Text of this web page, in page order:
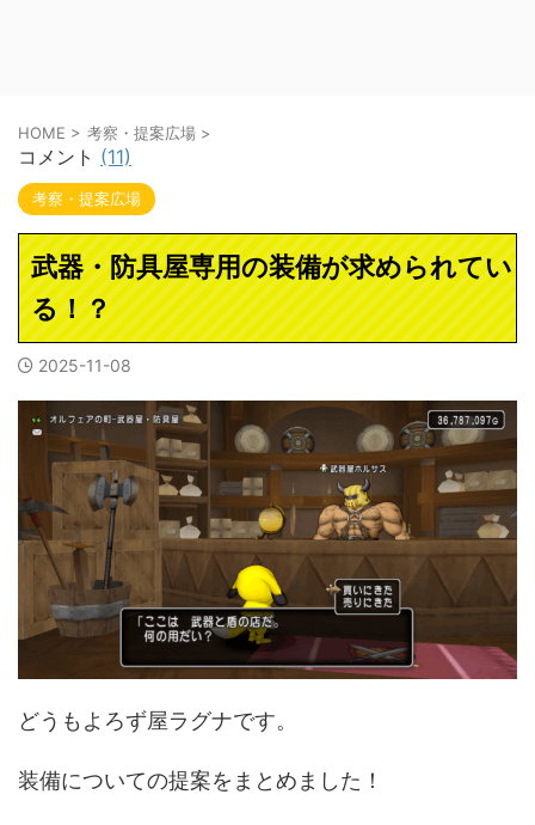
HOME > 考察・提案広場 >
コメント (11)
考察・提案広場
武器・防具屋専用の装備が求められてい
る！？
2025-11-08
どうもよろず屋ラグナです。
装備についての提案をまとめました！